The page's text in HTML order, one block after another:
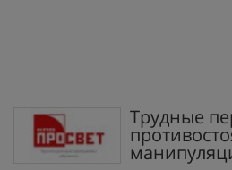
Трудные